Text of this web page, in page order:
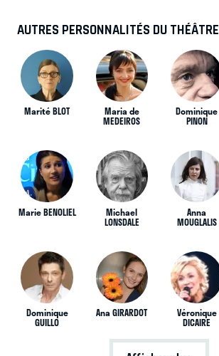
AUTRES PERSONNALITÉS DU THÉÂTRE
Marité BLOT Maria de
MEDEIROS
Dominique
PINON
Marie BENOLIEL Michael
LONSDALE
Anna
MOUGLALIS
Dominique
GUILLO
Ana GIRARDOT Véronique
DICAIRE